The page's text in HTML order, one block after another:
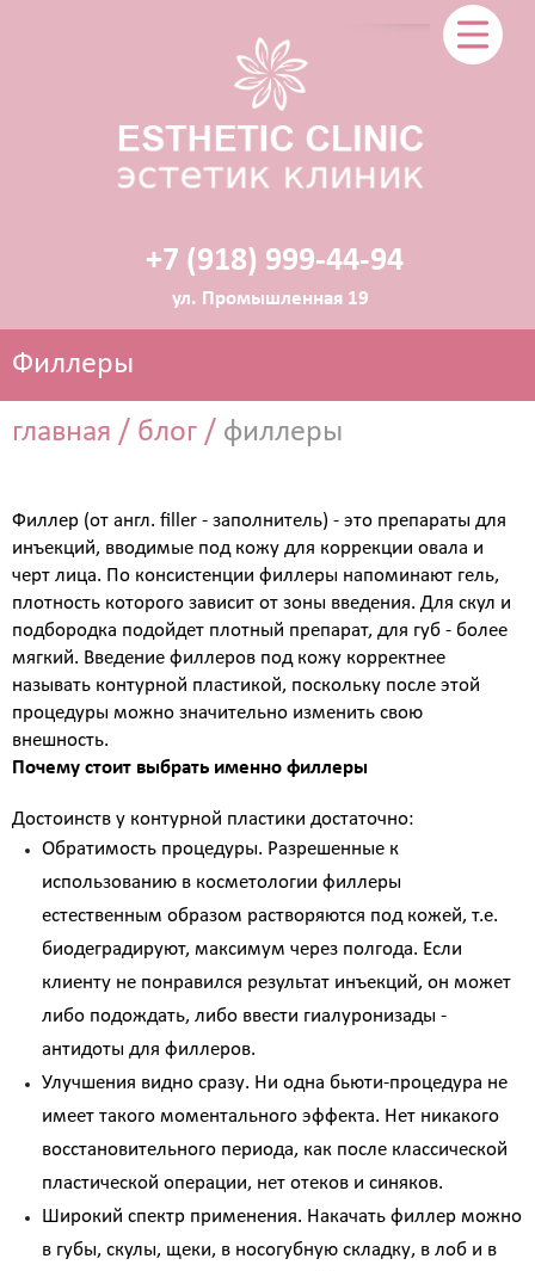
+7 (918) 999-44-94
ул. Промышленная 19
Прокол ушей
Атравматическая чистка лица
Пилинги - поверхностные и поверхностно
срединные
Чистка лица и уход на косметике HOLY LAND
(Израиль)
Чистка лица и уход на премиальной косметике
Zein Obagi (США)
Криолифтинг - безинъекционная мезотерапия
(питание и увлажнение кожи)
Консультация врача - дерматолога, косметолога
Трихология - лечение выпадения волос
Полиревитализация - питание и стимулирование
регенерации кожи
Колостотерапия - глубокое восстановление
Увеличение губ - коррекция формы и объема губ
препаратами на основе стабилизированной
гиалуроновой кислоты
Биоревитализация - глубокое увлажнение кожи
препаратами на основе нестабилизированной
Контурная пластика - объёмное моделирование
лица препаратами на основе стабилизированной
гиалуроновой кислоты
Диспорт - устранение мимических морщин
Филлеры
главная / блог / филлеры
Филлер (от англ. filler - заполнитель) - это препараты для
инъекций, вводимые под кожу для коррекции овала и
черт лица. По консистенции филлеры напоминают гель,
плотность которого зависит от зоны введения. Для скул и
подбородка подойдет плотный препарат, для губ - более
мягкий. Введение филлеров под кожу корректнее
называть контурной пластикой, поскольку после этой
процедуры можно значительно изменить свою
внешность.
Почему стоит выбрать именно филлеры
Достоинств у контурной пластики достаточно:
Обратимость процедуры. Разрешенные к
использованию в косметологии филлеры
естественным образом растворяются под кожей, т.е.
биодеградируют, максимум через полгода. Если
клиенту не понравился результат инъекций, он может
либо подождать, либо ввести гиалуронизады -
антидоты для филлеров.
Улучшения видно сразу. Ни одна бьюти-процедура не
имеет такого моментального эффекта. Нет никакого
восстановительного периода, как после классической
пластической операции, нет отеков и синяков.
Широкий спектр применения. Накачать филлер можно
в губы, скулы, щеки, в носогубную складку, в лоб и в